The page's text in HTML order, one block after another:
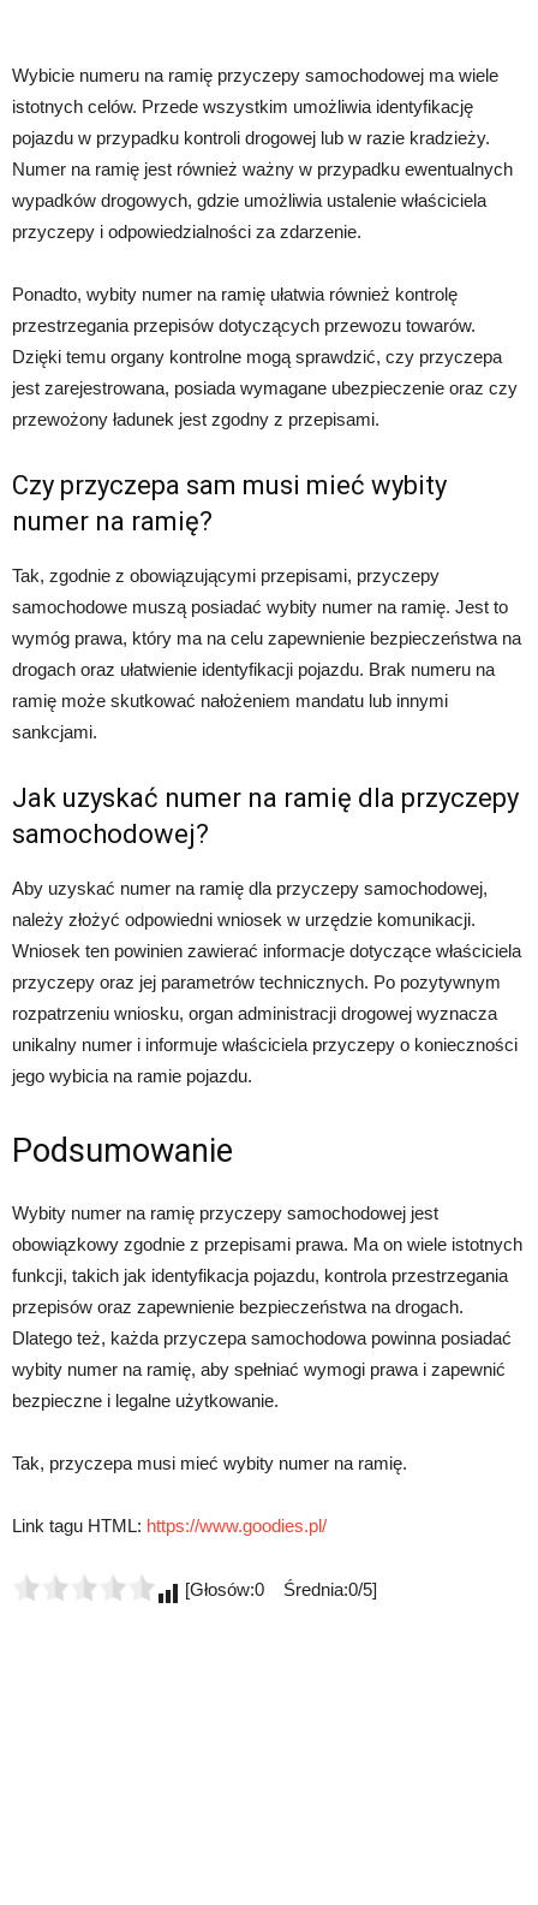
Wybicie numeru na ramię przyczepy samochodowej ma wiele
istotnych celów. Przede wszystkim umożliwia identyfikację
pojazdu w przypadku kontroli drogowej lub w razie kradzieży.
Numer na ramię jest również ważny w przypadku ewentualnych
wypadków drogowych, gdzie umożliwia ustalenie właściciela
przyczepy i odpowiedzialności za zdarzenie.
Ponadto, wybity numer na ramię ułatwia również kontrolę
przestrzegania przepisów dotyczących przewozu towarów.
Dzięki temu organy kontrolne mogą sprawdzić, czy przyczepa
jest zarejestrowana, posiada wymagane ubezpieczenie oraz czy
przewożony ładunek jest zgodny z przepisami.
Czy przyczepa sam musi mieć wybity
numer na ramię?
Tak, zgodnie z obowiązującymi przepisami, przyczepy
samochodowe muszą posiadać wybity numer na ramię. Jest to
wymóg prawa, który ma na celu zapewnienie bezpieczeństwa na
drogach oraz ułatwienie identyfikacji pojazdu. Brak numeru na
ramię może skutkować nałożeniem mandatu lub innymi
sankcjami.
Jak uzyskać numer na ramię dla przyczepy
samochodowej?
Aby uzyskać numer na ramię dla przyczepy samochodowej,
należy złożyć odpowiedni wniosek w urzędzie komunikacji.
Wniosek ten powinien zawierać informacje dotyczące właściciela
przyczepy oraz jej parametrów technicznych. Po pozytywnym
rozpatrzeniu wniosku, organ administracji drogowej wyznacza
unikalny numer i informuje właściciela przyczepy o konieczności
jego wybicia na ramie pojazdu.
Podsumowanie
Wybity numer na ramię przyczepy samochodowej jest
obowiązkowy zgodnie z przepisami prawa. Ma on wiele istotnych
funkcji, takich jak identyfikacja pojazdu, kontrola przestrzegania
przepisów oraz zapewnienie bezpieczeństwa na drogach.
Dlatego też, każda przyczepa samochodowa powinna posiadać
wybity numer na ramię, aby spełniać wymogi prawa i zapewnić
bezpieczne i legalne użytkowanie.
Tak, przyczepa musi mieć wybity numer na ramię.
Link tagu HTML: https://www.goodies.pl/
[Głosów:0 Średnia:0/5]